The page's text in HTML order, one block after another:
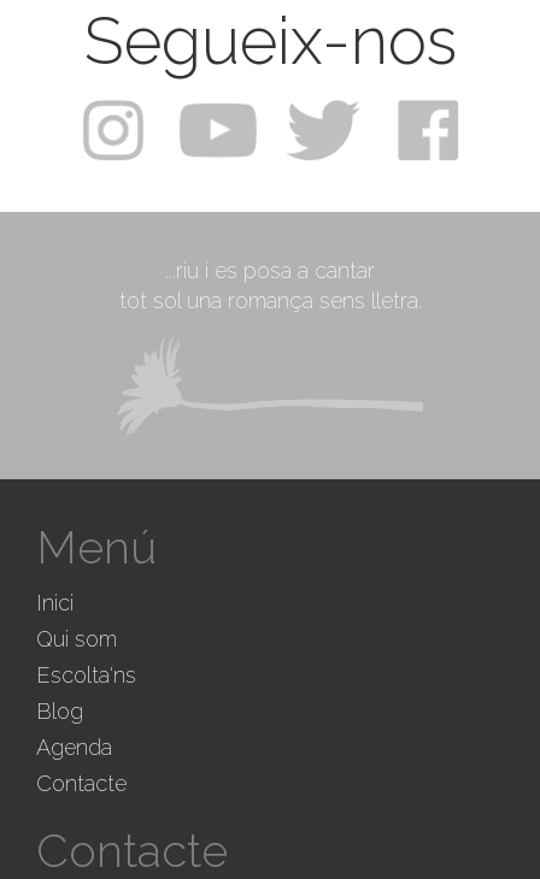
Segueix-nos
...riu i es posa a cantar
tot sol una romança sens lletra.
Menú
Inici
Qui som
Escolta'ns
Blog
Agenda
Contacte
Contacte